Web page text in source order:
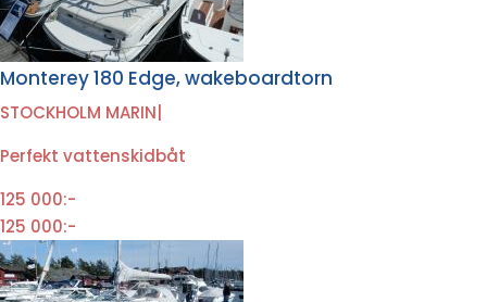
Monterey 180 Edge, wakeboardtorn
STOCKHOLM MARIN
Perfekt vattenskidbåt
125 000:-
125 000:-